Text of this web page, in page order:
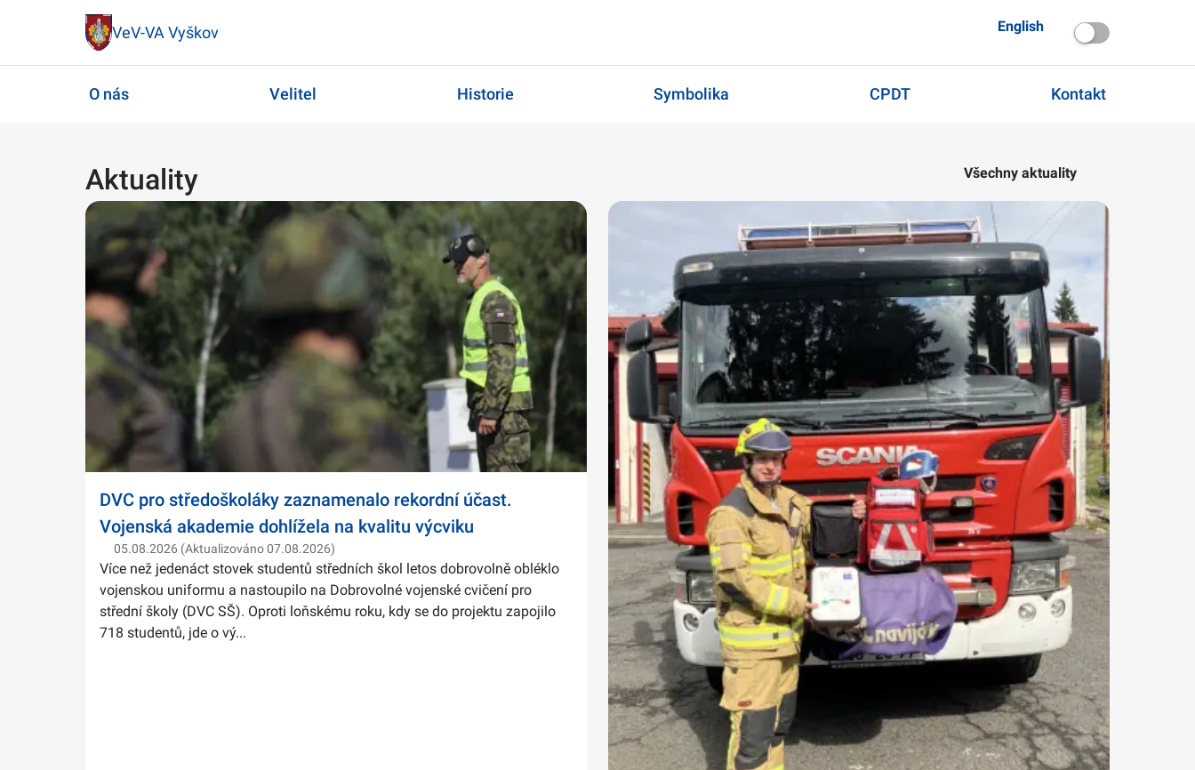
VeV-VA Vyškov English
O nás Velitel Historie Symbolika CPDT Kontakt
Aktuality Všechny aktuality
DVC pro středoškoláky zaznamenalo rekordní účast.
Vojenská akademie dohlížela na kvalitu výcviku
05.08.2026 (Aktualizováno 07.08.2026)
Více než jedenáct stovek studentů středních škol letos dobrovolně obléklo
vojenskou uniformu a nastoupilo na Dobrovolné vojenské cvičení pro
střední školy (DVC SŠ). Oproti loňskému roku, kdy se do projektu zapojilo
718 studentů, jde o vý...